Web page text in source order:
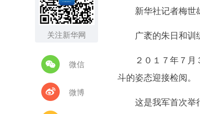
关注新华网
微信
微博
新华社记者梅世
广袤的朱日和训练
２０１７年７月３
斗的姿态迎接检阅。
这是我军首次举行